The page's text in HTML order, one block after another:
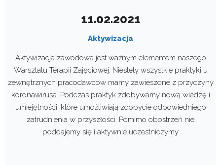
11.02.2021
Aktywizacja
Aktywizacja zawodowa jest ważnym elementem naszego
Warsztatu Terapii Zajęciowej. Niestety wszystkie praktyki u
zewnętrznych pracodawców mamy zawieszone z przyczyny
koronawirusa. Podczas praktyk zdobywamy nową wiedzę i
umiejętności, które umożliwiają zdobycie odpowiedniego
zatrudnienia w przyszłości. Pomimo obostrzeń nie
poddajemy się i aktywnie uczestniczymy